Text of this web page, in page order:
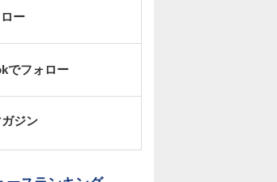
ー
でフォロー
ジン